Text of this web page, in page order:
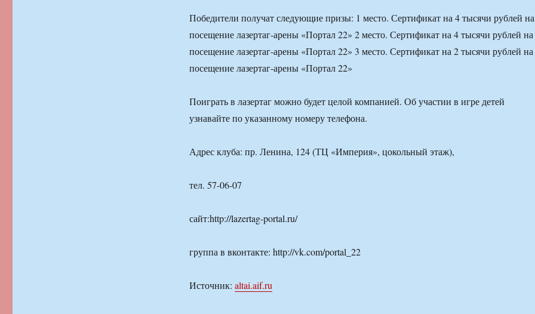
Победители получат следующие призы: 1 место. Сертификат на 4 тысячи рублей на
посещение лазертаг-арены «Портал 22» 2 место. Сертификат на 4 тысячи рублей на
посещение лазертаг-арены «Портал 22» 3 место. Сертификат на 2 тысячи рублей на
посещение лазертаг-арены «Портал 22»
Поиграть в лазертаг можно будет целой компанией. Об участии в игре детей
узнавайте по указанному номеру телефона.
Адрес клуба: пр. Ленина, 124 (ТЦ «Империя», цокольный этаж),
тел. 57-06-07
сайт:http://lazertag-portal.ru/
группа в вконтакте: http://vk.com/portal_22
Источник: altai.aif.ru